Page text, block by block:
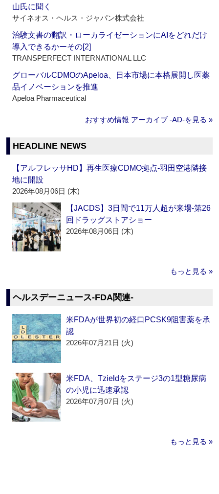
山氏に聞く
サイネオス・ヘルス・ジャパン株式会社
治験文書の翻訳・ローカライゼーションにAIをどれだけ
導入できるかーその[2]
TRANSPERFECT INTERNATIONAL LLC
グローバルCDMOのApeloa、日本市場に本格展開し医薬
品イノベーションを推進
Apeloa Pharmaceutical
おすすめ情報 アーカイブ ‐AD‐を見る »
HEADLINE NEWS
【アルフレッサHD】再生医療CDMO拠点‐羽田空港隣接
地に開設
2026年08月06日 (木)
【JACDS】3日間で11万人超が来場‐第26
回ドラッグストアショー
2026年08月06日 (木)
もっと見る »
ヘルスデーニュース‐FDA関連‐
米FDAが世界初の経口PCSK9阻害薬を承
認
2026年07月21日 (火)
米FDA、Tzieldをステージ3の1型糖尿病
の小児に迅速承認
2026年07月07日 (火)
もっと見る »